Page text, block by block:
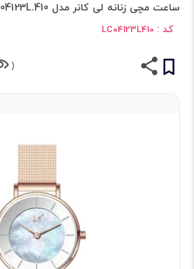
ساعت مچی زنانه لی کانر مدل LC04123L.410
کد : LC04123L410
(